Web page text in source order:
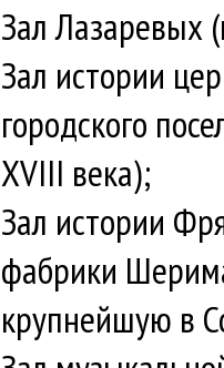
Зал Лазаревых
Зал истории
городского
XVIII века);
Зал истории
фабрики
крупнейшую в